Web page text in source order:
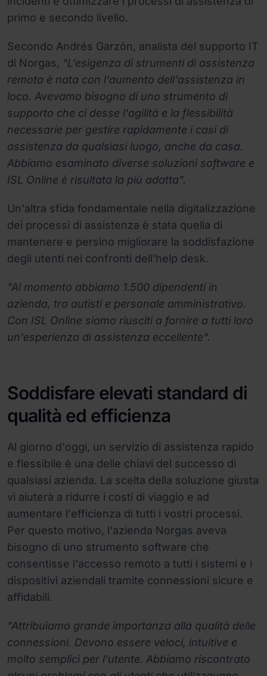
primo e secondo livello.
Secondo Andrés Garzón, analista del supporto IT
di Norgas, "L'esigenza di strumenti di assistenza
remota è nata con l'aumento dell'assistenza in
loco. Avevamo bisogno di uno strumento di
supporto che ci desse l'agilità e la flessibilità
necessarie per gestire rapidamente i casi di
assistenza da qualsiasi luogo, anche da casa.
Abbiamo esaminato diverse soluzioni software e
ISL Online è risultata la più adatta".
Un'altra sfida fondamentale nella digitalizzazione
dei processi di assistenza è stata quella di
mantenere e persino migliorare la soddisfazione
degli utenti nei confronti dell'help desk.
"Al momento abbiamo 1.500 dipendenti in
azienda, tra autisti e personale amministrativo.
Con ISL Online siamo riusciti a fornire a tutti loro
un'esperienza di assistenza eccellente".
Soddisfare elevati standard di
qualità ed efficienza
Al giorno d'oggi, un servizio di assistenza rapido
e flessibile è una delle chiavi del successo di
qualsiasi azienda. La scelta della soluzione giusta
vi aiuterà a ridurre i costi di viaggio e ad
aumentare l'efficienza di tutti i vostri processi.
Per questo motivo, l'azienda Norgas aveva
bisogno di uno strumento software che
consentisse l'accesso remoto a tutti i sistemi e i
dispositivi aziendali tramite connessioni sicure e
affidabili.
"Attribuiamo grande importanza alla qualità delle
connessioni. Devono essere veloci, intuitive e
molto semplici per l'utente. Abbiamo riscontrato